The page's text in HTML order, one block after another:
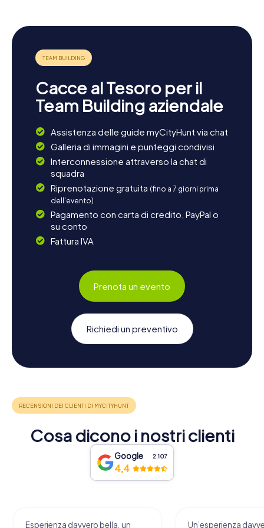
insediamenti antichi della regione. Anche una visita al
museo della stampa o una passeggiata lungo il fiume
Hunte sono attività che completano perfettamente la
vostra giornata a Wildeshausen.
Cacce al Tesoro per il
Team Building aziendale
Assistenza delle guide myCityHunt via chat
Galleria di immagini e punteggi condivisi
Interconnessione attraverso la chat di
squadra
Riprenotazione gratuita (fino a 7 giorni prima
dell'evento)
Pagamento con carta di credito, PayPal o
su conto
Fattura IVA
Prenota un evento
Richiedi un preventivo
Cosa dicono i nostri clienti
Google 2.107
4,4
Esperienza davvero bella, un Un’esperienza